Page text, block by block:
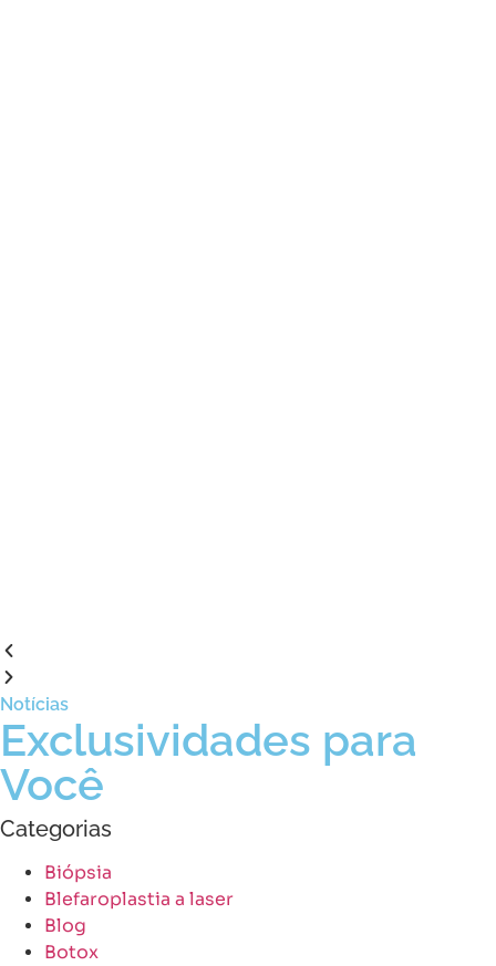
Notícias
Exclusividades para
Você
Categorias
Biópsia
Blefaroplastia a laser
Blog
Botox